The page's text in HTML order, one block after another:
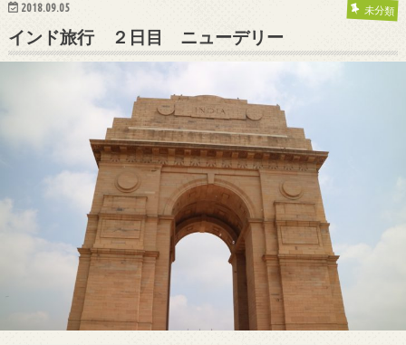
2018.09.05 未分類
インド旅行 ２日目 ニューデリー